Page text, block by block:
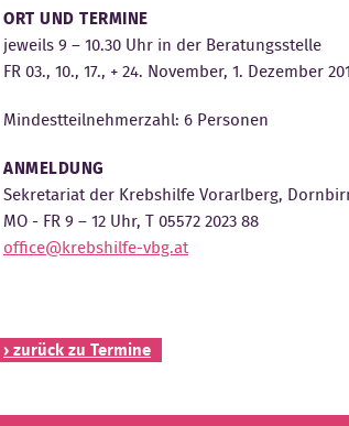
ORT UND TERMINE
jeweils 9 – 10.30 Uhr in der Beratungsstelle
FR 03., 10., 17., + 24. November, 1. Dezember
Mindestteilnehmerzahl: 6 Personen
ANMELDUNG
Sekretariat der Krebshilfe Vorarlberg,
MO - FR 9 – 12 Uhr, T 05572 2023 88
office@krebshilfe-vbg.at
› zurück zu Termine